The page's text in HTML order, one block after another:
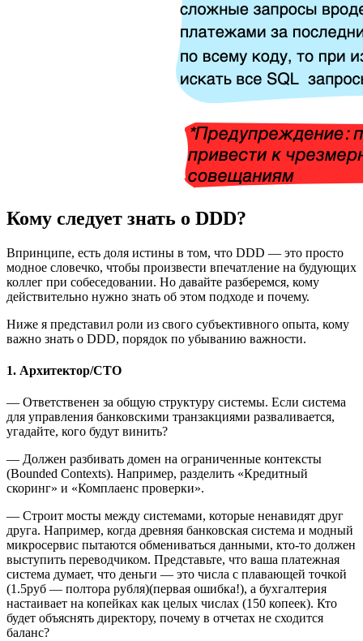
Кому следует знать о DDD?
Впринципе, есть доля истины в том, что DDD — это просто
модное словечко, чтобы произвести впечатление на будующих
коллег при собеседовании. Но давайте разберемся, кому
действительно нужно знать об этом подходе и почему.
Ниже я представил роли из свого субъективного опыта, кому
важно знать о DDD, порядок по убыванию важности.
1. Архитектор/CTO
— Ответственен за общую структуру системы. Если система
для управления банковскими транзакциями разваливается,
угадайте, кого будут винить?
— Должен разбивать домен на ограниченные контексты
(Bounded Contexts). Например, разделить «Кредитный
скоринг» и «Комплаенс проверки».
— Строит мосты между системами, которые ненавидят друг
друга. Например, когда древняя банковская система и модный
микросервис пытаются обмениваться данными, кто-то должен
выступить переводчиком. Представьте, что ваша платежная
система думает, что деньги — это числа с плавающей точкой
(1.5руб — полтора рубля)(первая ошибка!), а бухгалтерия
настаивает на копейках как целых числах (150 копеек). Кто
будет объяснять директору, почему в отчетах не сходится
баланс?